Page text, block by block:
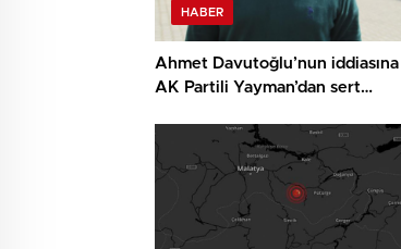
HABER
Ahmet Davutoğlu’nun iddiasına
AK Partili Yayman’dan sert